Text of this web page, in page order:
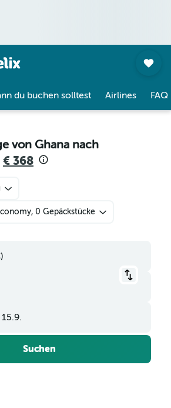
du buchen solltest Airlines FAQ
von Ghana nach
€ 368
0 Gepäckstücke
Suchen